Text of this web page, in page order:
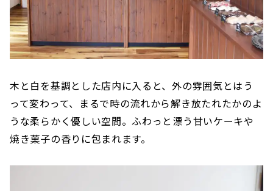
木と白を基調とした店内に入ると、外の雰囲気とはう
って変わって、まるで時の流れから解き放たれたかのよ
うな柔らかく優しい空間。ふわっと漂う甘いケーキや
焼き菓子の香りに包まれます。